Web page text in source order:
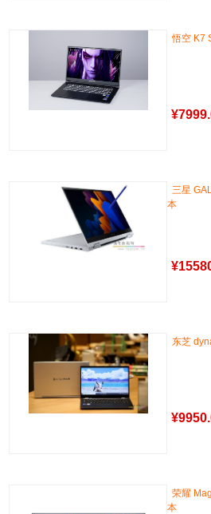
悟空 K7
¥
三星
本
¥
东芝
¥
荣耀
本